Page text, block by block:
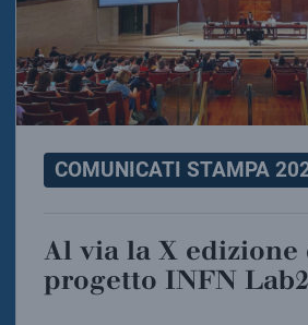
COMUNICATI STAMPA
Al via la X edizione del
progetto INFN